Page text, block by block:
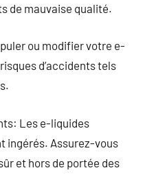
de mauvaise qualité.
ou modifier votre e-
d’accidents tels
Les e-liquides
ingérés. Assurez-vous
et hors de portée des